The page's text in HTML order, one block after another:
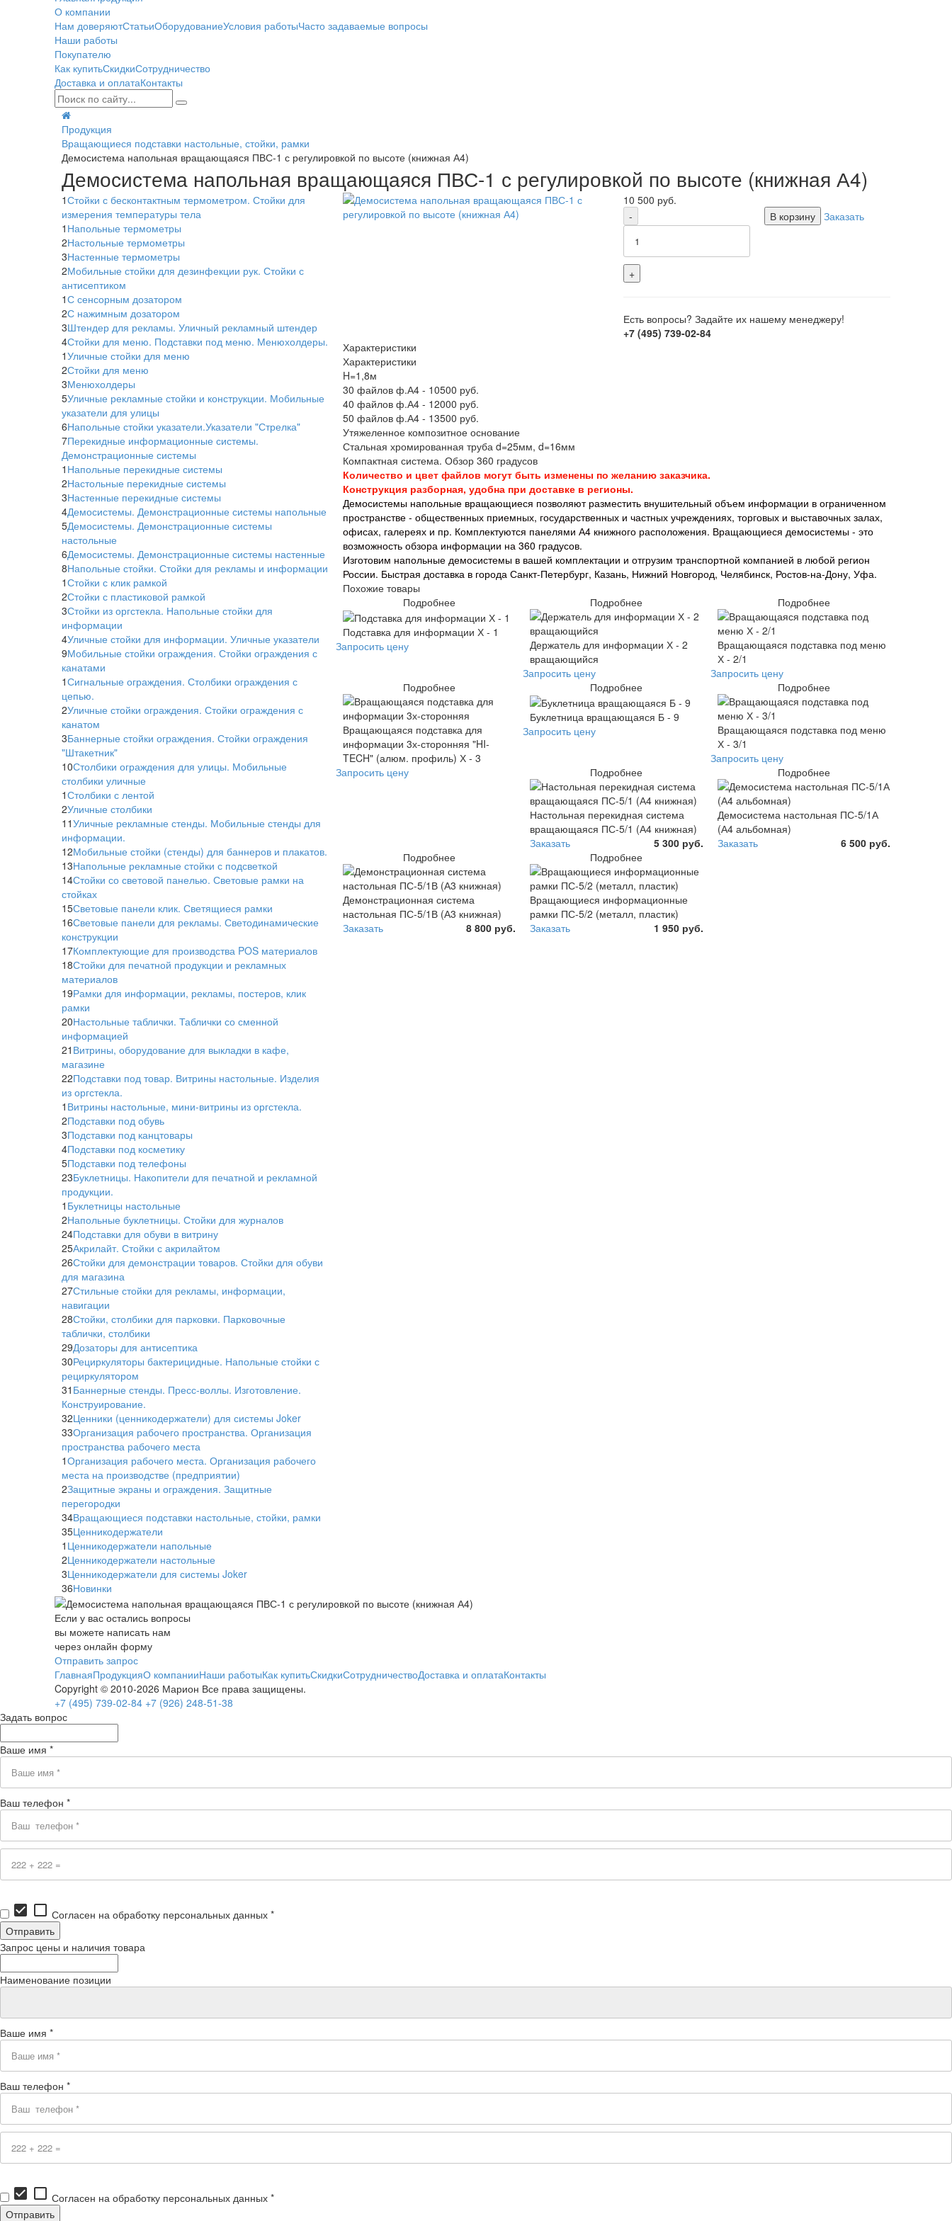
О компании
Нам доверяютСтатьиОборудованиеУсловия работыЧасто задаваемые вопросы
Наши работы
Покупателю
Как купитьСкидкиСотрудничество
Доставка и оплатаКонтакты
Продукция
Вращающиеся подставки настольные, стойки, рамки
Демосистема напольная вращающаяся ПВС-1 с регулировкой по высоте (книжная А4)
Демосистема напольная вращающаяся ПВС-1 с регулировкой по высоте (книжная А4)
10 500 руб.
-
+
В корзину Заказать
Есть вопросы? Задайте их нашему менеджеру!
+7 (495) 739-02-84
Характеристики
Характеристики
H=1,8м
30 файлов ф.А4 - 10500 руб.
40 файлов ф.А4 - 12000 руб.
50 файлов ф.А4 - 13500 руб.
Утяжеленное композитное основание
Стальная хромированная труба d=25мм, d=16мм
Компактная система. Обзор 360 градусов
Количество и цвет файлов могут быть изменены по желанию заказчика.
Конструкция разборная, удобна при доставке в регионы.
Демосистемы напольные вращающиеся позволяют разместить внушительный объем информации в ограниченном
пространстве - общественных приемных, государственных и частных учреждениях, торговых и выставочных залах,
офисах, галереях и пр. Комплектуются панелями А4 книжного расположения. Вращающиеся демосистемы - это
возможность обзора информации на 360 градусов.
Изготовим напольные демосистемы в вашей комплектации и отгрузим транспортной компанией в любой регион
России. Быстрая доставка в города Санкт-Петербург, Казань, Нижний Новгород, Челябинск, Ростов-на-Дону, Уфа.
Похожие товары
Подробнее
Подставка для информации Х - 1
Запросить цену
Подробнее
Держатель для информации Х - 2
вращающийся
Запросить цену
Подробнее
Вращающаяся подставка под меню
Х - 2/1
Запросить цену
Подробнее
Вращающаяся подставка для
информации 3х-сторонняя "HI-
TECH" (алюм. профиль) Х - 3
Запросить цену
Подробнее
Буклетница вращающаяся Б - 9
Запросить цену
Подробнее
Вращающаяся подставка под меню
Х - 3/1
Запросить цену
Подробнее
Настольная перекидная система
вращающаяся ПС-5/1 (А4 книжная)
Заказать
5 300 руб.
Подробнее
Демосистема настольная ПС-5/1А
(А4 альбомная)
Заказать
6 500 руб.
Подробнее
Демонстрационная система
настольная ПС-5/1В (А3 книжная)
Заказать
8 800 руб.
Подробнее
Вращающиеся информационные
рамки ПС-5/2 (металл, пластик)
Заказать
1 950 руб.
1Стойки с бесконтактным термометром. Стойки для
измерения температуры тела
1 Напольные термометры
2Настольные термометры
3Настенные термометры
2Мобильные стойки для дезинфекции рук. Стойки с
антисептиком
1С сенсорным дозатором
2С нажимным дозатором
3Штендер для рекламы. Уличный рекламный штендер
4Стойки для меню. Подставки под меню. Менюхолдеры.
1Уличные стойки для меню
2Стойки для меню
3Менюхолдеры
5Уличные рекламные стойки и конструкции. Мобильные
указатели для улицы
6Напольные стойки указатели.Указатели "Стрелка"
7Перекидные информационные системы.
Демонстрационные системы
1 Напольные перекидные системы
2Настольные перекидные системы
3Настенные перекидные системы
4Демосистемы. Демонстрационные системы напольные
5Демосистемы. Демонстрационные системы
настольные
6Демосистемы. Демонстрационные системы настенные
8Напольные стойки. Стойки для рекламы и информации
1Стойки с клик рамкой
2Стойки с пластиковой рамкой
3Стойки из оргстекла. Напольные стойки для
информации
4Уличные стойки для информации. Уличные указатели
9Мобильные стойки ограждения. Стойки ограждения с
канатами
1Сигнальные ограждения. Столбики ограждения с
цепью.
2Уличные стойки ограждения. Стойки ограждения с
канатом
3Баннерные стойки ограждения. Стойки ограждения
"Штакетник"
10Столбики ограждения для улицы. Мобильные
столбики уличные
1Столбики с лентой
2Уличные столбики
11Уличные рекламные стенды. Мобильные стенды для
информации.
12Мобильные стойки (стенды) для баннеров и плакатов.
13Напольные рекламные стойки с подсветкой
14Стойки со световой панелью. Световые рамки на
стойках
15Световые панели клик. Светящиеся рамки
16Световые панели для рекламы. Светодинамические
конструкции
17Комплектующие для производства POS материалов
18Стойки для печатной продукции и рекламных
материалов
19Рамки для информации, рекламы, постеров, клик
рамки
20Настольные таблички. Таблички со сменной
информацией
21 Витрины, оборудование для выкладки в кафе,
магазине
22Подставки под товар. Витрины настольные. Изделия
из оргстекла.
1 Витрины настольные, мини-витрины из оргстекла.
2Подставки под обувь
3Подставки под канцтовары
4Подставки под косметику
5Подставки под телефоны
23Буклетницы. Накопители для печатной и рекламной
продукции.
1 Буклетницы настольные
2Напольные буклетницы. Стойки для журналов
24Подставки для обуви в витрину
25Акрилайт. Стойки с акрилайтом
26Стойки для демонстрации товаров. Стойки для обуви
для магазина
27Стильные стойки для рекламы, информации,
навигации
28Стойки, столбики для парковки. Парковочные
таблички, столбики
29Дозаторы для антисептика
30Рециркуляторы бактерицидные. Напольные стойки с
рециркулятором
31 Баннерные стенды. Пресс-воллы. Изготовление.
Конструирование.
32Ценники (ценникодержатели) для системы Joker
33Организация рабочего пространства. Организация
пространства рабочего места
1Организация рабочего места. Организация рабочего
места на производстве (предприятии)
2Защитные экраны и ограждения. Защитные
перегородки
34Вращающиеся подставки настольные, стойки, рамки
35Ценникодержатели
1 Ценникодержатели напольные
2Ценникодержатели настольные
3Ценникодержатели для системы Joker
36Новинки
Если у вас остались вопросы
вы можете написать нам
через онлайн форму
Отправить запрос
ГлавнаяПродукцияО компанииНаши работыКак купитьСкидкиСотрудничествоДоставка и оплатаКонтакты
Copyright © 2010-2026 Марион Все права защищены.
+7 (495) 739-02-84 +7 (926) 248-51-38
Задать вопрос
Ваше имя *
Ваш телефон *
check_box check_box_outline_blank Согласен на обработку персональных данных *
Запрос цены и наличия товара
Наименование позиции
Ваше имя *
Ваш телефон *
check_box check_box_outline_blank Согласен на обработку персональных данных *